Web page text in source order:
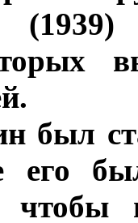
был
его
чтобы